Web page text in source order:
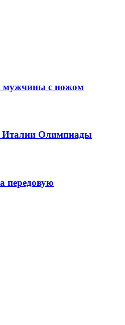
мужчины с ножом
Италии Олимпиады
передовую